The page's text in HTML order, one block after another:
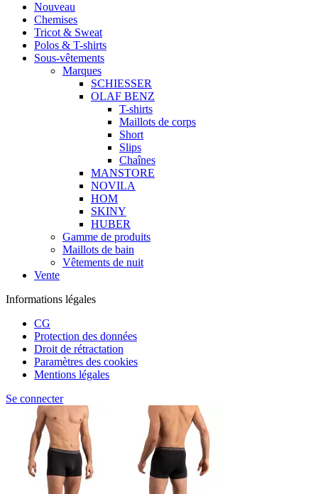
Nouveau
Chemises
Tricot & Sweat
Polos & T-shirts
Sous-vêtements
Marques
SCHIESSER
OLAF BENZ
T-shirts
Maillots de corps
Short
Slips
Chaînes
MANSTORE
NOVILA
HOM
SKINY
HUBER
Gamme de produits
Maillots de bain
Vêtements de nuit
Vente
Informations légales
CG
Protection des données
Droit de rétractation
Paramètres des cookies
Mentions légales
Se connecter